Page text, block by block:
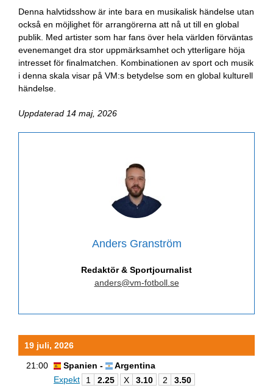
Denna halvtidsshow är inte bara en musikalisk händelse utan
också en möjlighet för arrangörerna att nå ut till en global
publik. Med artister som har fans över hela världen förväntas
evenemanget dra stor uppmärksamhet och ytterligare höja
intresset för finalmatchen. Kombinationen av sport och musik
i denna skala visar på VM:s betydelse som en global kulturell
händelse.
Uppdaterad 14 maj, 2026
Anders Granström
Redaktör & Sportjournalist
anders@vm-fotboll.se
19 juli, 2026
21:00 Spanien -
Argentina
Expekt
1 2.25 X 3.10 2 3.50